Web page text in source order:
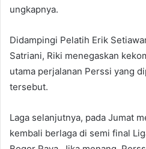
ungkapnya.
Didampingi Pelatih Erik
Satriani, Riki menegaskan
utama perjalanan Perssi yang
tersebut.
Laga selanjutnya, pada Jumat
kembali berlaga di semi final